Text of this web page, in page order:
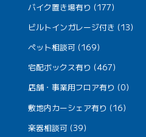
バイク置き場有り (177)
ビルトインガレージ付き (13)
ペット相談可 (169)
宅配ボックス有り (467)
店舗・事業用フロア有り (0)
敷地内カーシェア有り (16)
楽器相談可 (39)